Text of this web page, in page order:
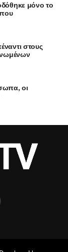
μόνο το
που
στους
οι